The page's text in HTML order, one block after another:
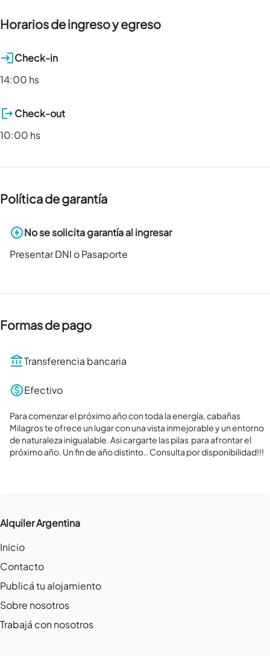
Horarios de ingreso y egreso
Check-in
14:00 hs
Check-out
10:00 hs
Política de garantía
No se solicita garantía al ingresar
Presentar DNI o Pasaporte
Formas de pago
Transferencia bancaria
Efectivo
Para comenzar el próximo año con toda la energía, cabañas
Milagros te ofrece un lugar con una vista inmejorable y un entorno
de naturaleza inigualable. Asi cargarte las pilas  para afrontar el
próximo año. Un fin de año distinto.. Consulta por disponibilidad!!!
Alquiler Argentina
Inicio
Contacto
Publicá tu alojamiento
Sobre nosotros
Trabajá con nosotros